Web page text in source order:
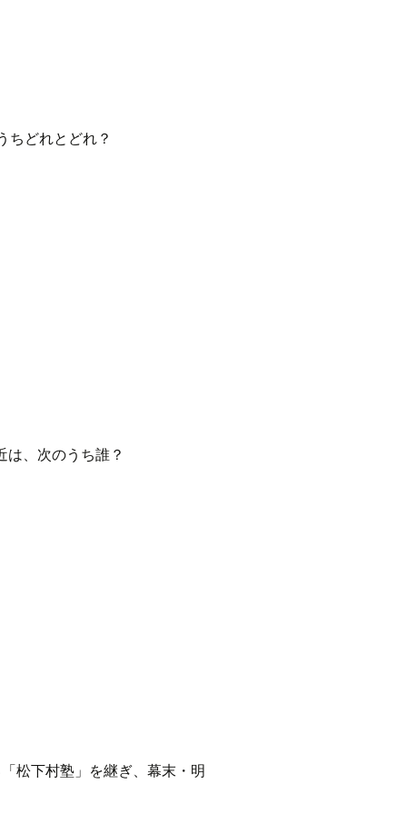
ちどれとどれ？
は、次のうち誰？
松下村塾」を継ぎ、幕末・明